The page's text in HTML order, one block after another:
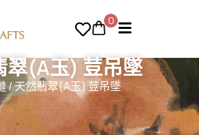
0
翠(A玉) 荳吊墜
/ 天然翡翠(A玉) 荳吊墜